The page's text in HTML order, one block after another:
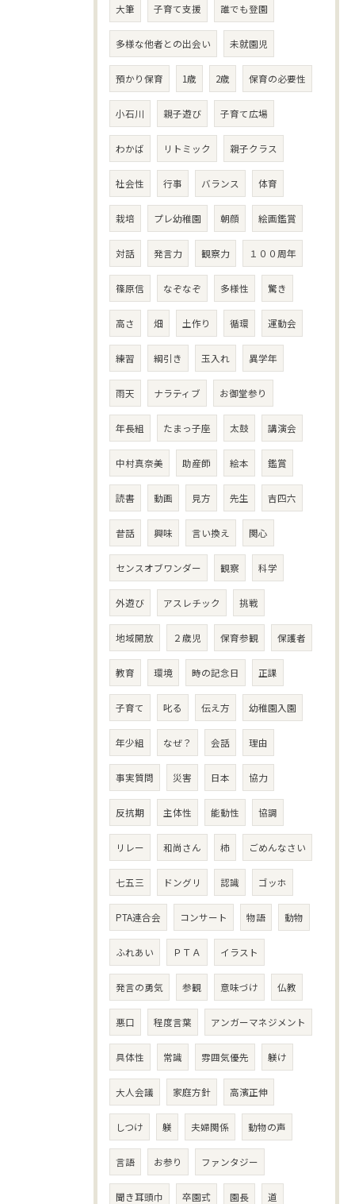
大筆 子育て支援 誰でも登園
多様な他者との出会い 未就園児
預かり保育 1歳 2歳 保育の必要性
小石川 親子遊び 子育て広場
わかば リトミック 親子クラス
社会性 行事 バランス 体育
栽培 プレ幼稚園 朝顔 絵画鑑賞
対話 発言力 観察力 １００周年
篠原信 なぞなぞ 多様性 驚き
高さ 畑 土作り 循環 運動会
練習 綱引き 玉入れ 異学年
雨天 ナラティブ お御堂参り
年長組 たまっ子座 太鼓 講演会
中村真奈美 助産師 絵本 鑑賞
読書 動画 見方 先生 吉四六
昔話 興味 言い換え 関心
センスオブワンダー 観察 科学
外遊び アスレチック 挑戦
地域開放 ２歳児 保育参観 保護者
教育 環境 時の記念日 正課
子育て 叱る 伝え方 幼稚園入園
年少組 なぜ？ 会話 理由
事実質問 災害 日本 協力
反抗期 主体性 能動性 協調
リレー 和尚さん 柿 ごめんなさい
七五三 ドングリ 認識 ゴッホ
PTA連合会 コンサート 物語 動物
ふれあい ＰＴＡ イラスト
発言の勇気 参観 意味づけ 仏教
悪口 程度言葉 アンガーマネジメント
具体性 常識 雰囲気優先 躾け
大人会議 家庭方針 高濱正伸
しつけ 躾 夫婦関係 動物の声
言語 お参り ファンタジー
聞き耳頭巾 卒園式 園長 道